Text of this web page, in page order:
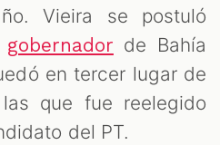
Vieira se postuló
gobernador de Bahía
en tercer lugar de
que fue reelegido
del PT.